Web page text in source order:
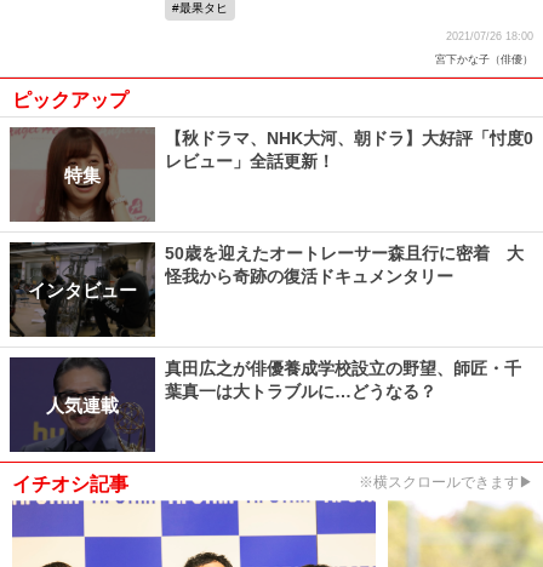
最果タヒ
2021/07/26 18:00
宮下かな子（俳優）
ピックアップ
特集
【秋ドラマ、NHK大河、朝ドラ】大好評「忖度0
レビュー」全話更新！
インタビュー
50歳を迎えたオートレーサー森且行に密着 大
怪我から奇跡の復活ドキュメンタリー
人気連載
真田広之が俳優養成学校設立の野望、師匠・千
葉真一は大トラブルに…どうなる？
イチオシ記事 ※横スクロールできます▶